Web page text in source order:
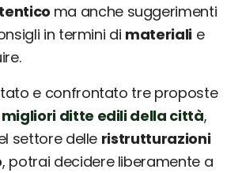
ma anche suggerimenti
in termini di materialie
e confrontato tre proposte
migliori ditte edili della città,
settore delle ristrutturazioni
, potrai decidere liberamente a